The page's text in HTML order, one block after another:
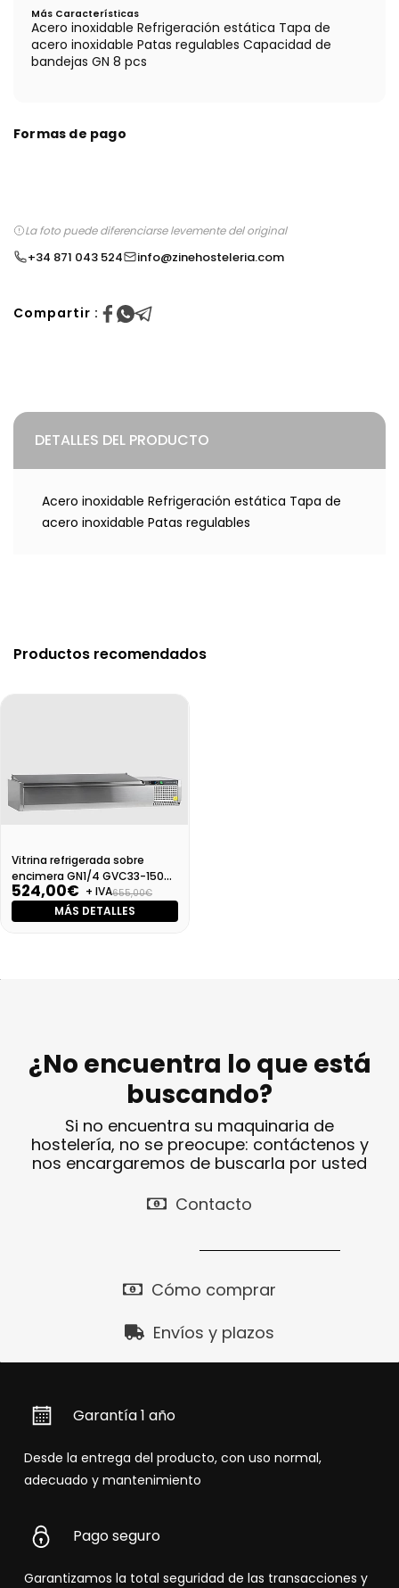
Más Características
Acero inoxidable Refrigeración estática Tapa de
acero inoxidable Patas regulables Capacidad de
bandejas GN 8 pcs
Formas de pago
La foto puede diferenciarse levemente del original
+34 871 043 524 info@zinehosteleria.com
Compartir :
DETALLES DEL PRODUCTO
Acero inoxidable Refrigeración estática Tapa de
acero inoxidable Patas regulables
Productos recomendados
Vitrina refrigerada sobre
encimera GN1/4 GVC33-150
S/S
524,00€ + IVA655,00€
MÁS DETALLES
¿No encuentra lo que está
buscando?
Si no encuentra su maquinaria de
hostelería, no se preocupe: contáctenos y
nos encargaremos de buscarla por usted
Contacto
Cómo comprar
Envíos y plazos
Garantía 1 año
Desde la entrega del producto, con uso normal,
adecuado y mantenimiento
Pago seguro
Garantizamos la total seguridad de las transacciones y